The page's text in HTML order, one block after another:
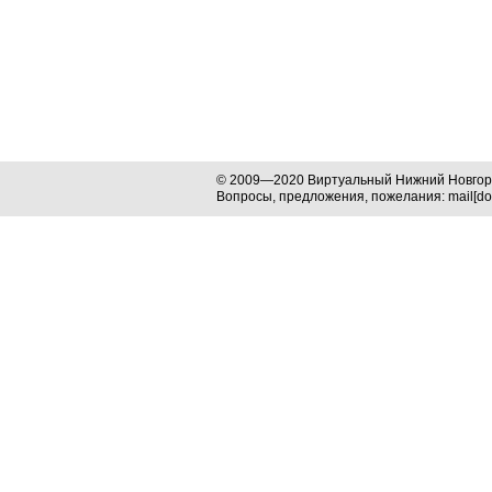
© 2009—2020 Виртуальный Нижний
Вопросы, предложения, пожелания: